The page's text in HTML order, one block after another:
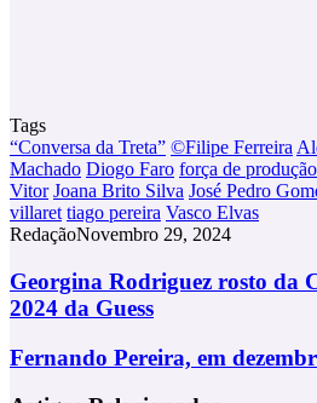
Tags
“Conversa da Treta” ©Filipe Ferreira
Machado Diogo Faro força de produção
Vitor Joana Brito Silva José Pedro
villaret tiago pereira Vasco Elvas
RedaçãoNovembro 29, 2024
Georgina
Rodriguez
rosto
Campanha
Georgina Rodriguez rosto da
2024 da Guess
Fernando
em
Fernando Pereira, em